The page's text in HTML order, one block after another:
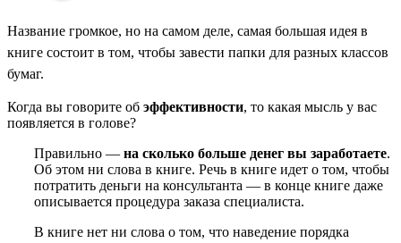
Название громкое, но на самом деле, самая большая идея в
книге состоит в том, чтобы завести папки для разных классов
бумаг.
Когда вы говорите об эффективности, то какая мысль у вас
появляется в голове?
Правильно — на сколько больше денег вы заработаете.
Об этом ни слова в книге. Речь в книге идет о том, чтобы
потратить деньги на консультанта — в конце книге даже
описывается процедура заказа специалиста.
В книге нет ни слова о том, что наведение порядка